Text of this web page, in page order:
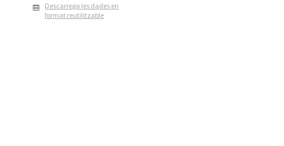
Descarrega les dades en
format reutilitzable